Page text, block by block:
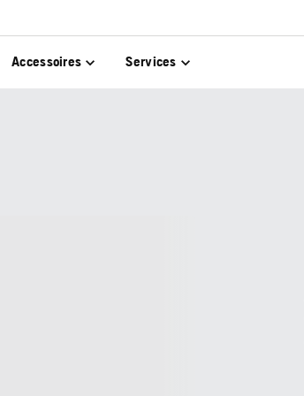
Accessoires Services